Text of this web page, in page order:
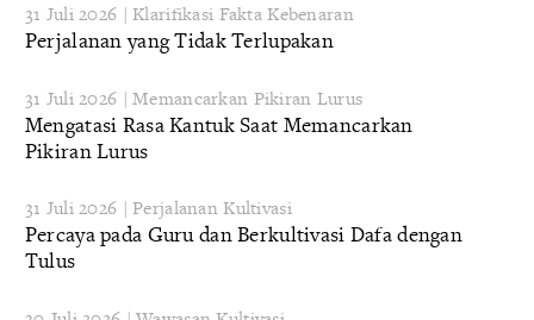
31 Juli 2026 | Klarifikasi Fakta Kebenaran
Perjalanan yang Tidak Terlupakan
31 Juli 2026 | Memancarkan Pikiran Lurus
Mengatasi Rasa Kantuk Saat Memancarkan
Pikiran Lurus
31 Juli 2026 | Perjalanan Kultivasi
Percaya pada Guru dan Berkultivasi Dafa dengan
Tulus